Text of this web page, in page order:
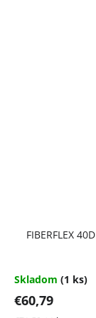
FIBERFLEX
Skladom (1 ks)
€60,79